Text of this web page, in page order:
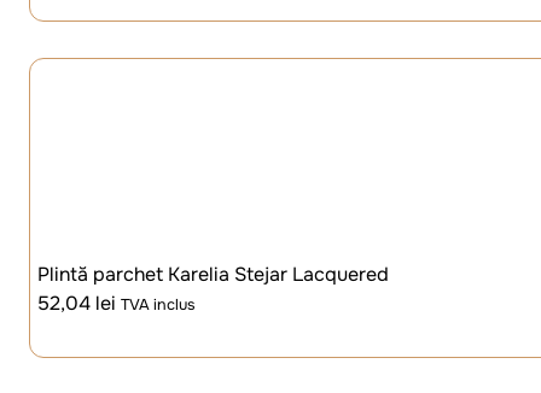
Plintă parchet Karelia Stejar Lacquered
52,04 lei TVA inclus